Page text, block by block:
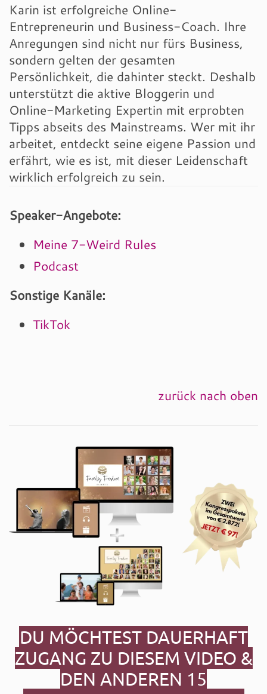
Karin ist erfolgreiche Online-
Entrepreneurin und Business-Coach. Ihre
Anregungen sind nicht nur fürs Business,
sondern gelten der gesamten
Persönlichkeit, die dahinter steckt. Deshalb
unterstützt die aktive Bloggerin und
Online-Marketing Expertin mit erprobten
Tipps abseits des Mainstreams. Wer mit ihr
arbeitet, entdeckt seine eigene Passion und
erfährt, wie es ist, mit dieser Leidenschaft
wirklich erfolgreich zu sein.
Speaker-Angebote:
Meine 7-Weird Rules
Podcast
Sonstige Kanäle:
TikTok
zurück nach oben
DU MÖCHTEST DAUERHAFT
ZUGANG ZU DIESEM VIDEO &
DEN ANDEREN 15